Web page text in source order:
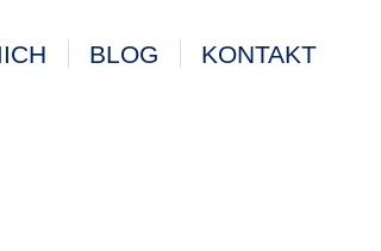
BLOG KONTAKT